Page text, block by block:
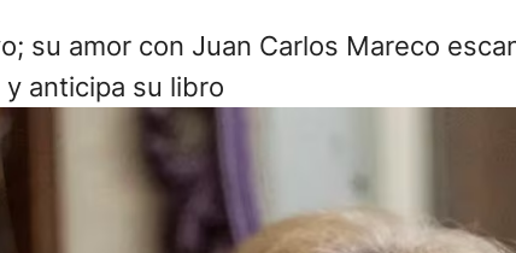
su amor con Juan Carlos Mareco
anticipa su libro